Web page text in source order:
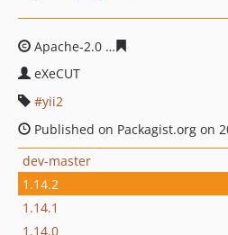
Apache-2.0
eXeCUT
yii2
Published on Packagist.org on
dev-master
1.14.2
1.14.1
1.14.0